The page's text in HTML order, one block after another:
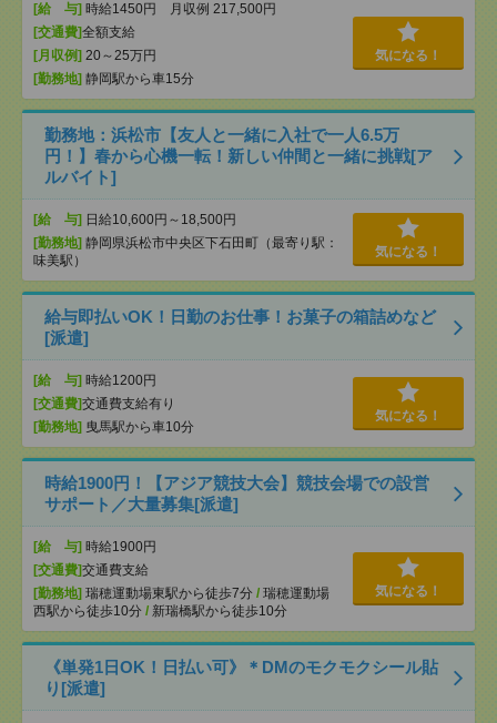
[給 与] 時給1450円 月収例 217,500円
[交通費]全額支給
[月収例] 20～25万円
[勤務地] 静岡駅から車15分
気になる！
勤務地：浜松市【友人と一緒に入社で一人6.5万
円！】春から心機一転！新しい仲間と一緒に挑戦[ア
ルバイト]
[給 与] 日給10,600円～18,500円
[勤務地] 静岡県浜松市中央区下石田町（最寄り駅：
味美駅）
気になる！
給与即払いOK！日勤のお仕事！お菓子の箱詰めなど
[派遣]
[給 与] 時給1200円
[交通費]交通費支給有り
[勤務地] 曳馬駅から車10分
気になる！
時給1900円！【アジア競技大会】競技会場での設営
サポート／大量募集[派遣]
[給 与] 時給1900円
[交通費]交通費支給
[勤務地] 瑞穂運動場東駅から徒歩7分 / 瑞穂運動場
西駅から徒歩10分 / 新瑞橋駅から徒歩10分
気になる！
《単発1日OK！日払い可》＊DMのモクモクシール貼
り[派遣]